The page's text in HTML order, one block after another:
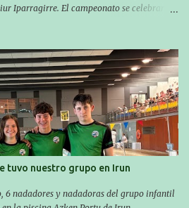
Iparragirre. El campeonato se celebrará
Por otro lado, otro grupo pequeño actuará
Beasain en el XXIIIº memorial Leire
festiva organizada por el club Igartza.
a las 11:30 habrá pruebas populares
almuerzo para todos y todas las
sobre convocatorias y competiciones la
el siguiente enlace:
competici%C3%B3n/egutegia#h.9xisch
tuvo nuestro grupo en Irun
6 nadadores y nadadoras del grupo infantil